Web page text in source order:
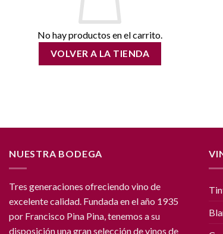
No hay productos en el carrito.
VOLVER A LA TIENDA
NUESTRA BODEGA
Tres generaciones ofreciendo vino de
excelente calidad. Fundada en el año 1935
por Francisco Pina Pina, tenemos a su
disposición una gran selección de vinos de